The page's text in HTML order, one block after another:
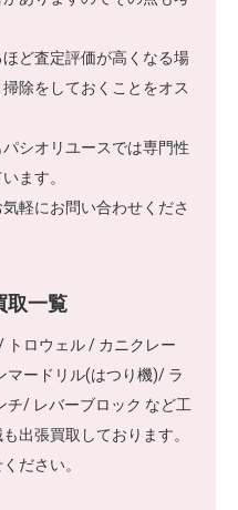
ど査定評価が高くなる場
除をしておくことをオス
シオリユースでは専門性
ます。
軽にお問い合わせくださ
取一覧
ロウェル / カニクレー
マードリル(はつり機)/ ラ
チ/ レバーブロック など工
出張買取しております。
ださい。